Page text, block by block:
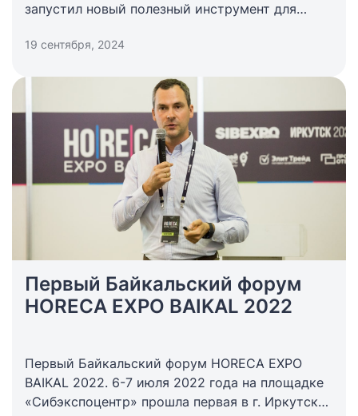
запустил новый полезный инструмент для
отображает всю информацию по номерам
а также помогает отслеживать новые брони и
финансовые операции.
19 сентября, 2024
Первый Байкальский форум
HORECA EXPO BAIKAL 2022
Первый Байкальский форум HORECA EXPO
BAIKAL 2022. 6-7 июля 2022 года на площадке
«Сибэкспоцентр» прошла первая в г. Иркутске